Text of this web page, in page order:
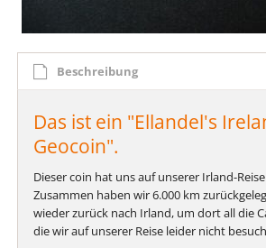
Beschreibung
Das ist ein "Ellandel's
Geocoin".
Dieser coin hat uns auf unserer Irland-
Zusammen haben wir 6.000 km
wieder zurück nach Irland, um dort all die
die wir auf unserer Reise leider nicht